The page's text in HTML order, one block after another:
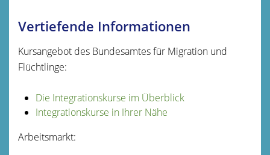
Vertiefende Informationen
Kursangebot des Bundesamtes für Migration und
Flüchtlinge:
Die Integrationskurse im Überblick
Integrationskurse in Ihrer Nähe
Arbeitsmarkt: